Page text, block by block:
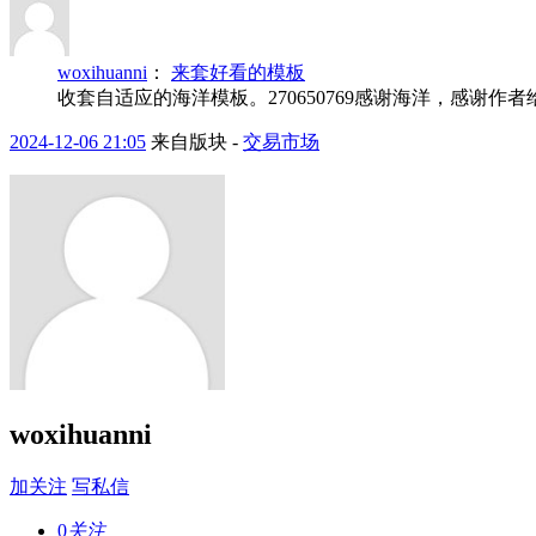
woxihuanni ： 来套好看的模板
收套自适应的海洋模板。270650769感谢海洋，感谢作者
2024-12-06 21:05 来自版块 - 交易市场
woxihuanni
加关注 写私信
0关注